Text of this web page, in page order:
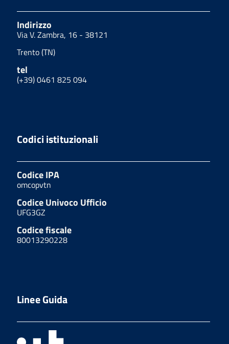
Indirizzo
Via V. Zambra, 16 - 38121
Trento (TN)
tel
(+39) 0461 825 094
Codici istituzionali
Codice IPA
omcopvtn
Codice Univoco Ufficio
UFG3GZ
Codice fiscale
80013290228
Linee Guida